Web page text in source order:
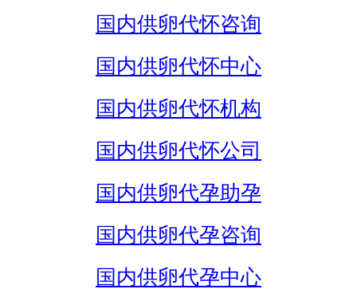
国内供卵代怀咨询
国内供卵代怀中心
国内供卵代怀机构
国内供卵代怀公司
国内供卵代孕助孕
国内供卵代孕咨询
国内供卵代孕中心